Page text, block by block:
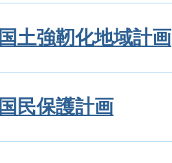
土強靭化地域計画
民保護計画